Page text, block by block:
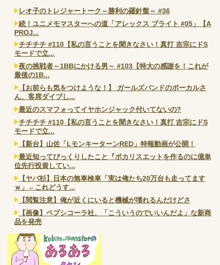
レオ子のトレジャートーク～勝利の羅針盤～ #36
続！ユニメモマスターへの道「アレックス ブライト #05」【A
PROJ...
チチチチ #110【私の言うことを聞きなさい！真打 吉宗にドS
モードで立...
夜の挑戦者～1BBにかける男～ #103【特大の感謝を！これが
最後の1B...
【お前らも気をつけような！】 ガールズバンドのボーカルさ
ん、客席ダイブし...
最近のスマフォってイヤホンジャック付いてないの?
チチチチ #110【私の言うことを聞きなさい！真打 吉宗にドS
モードで立...
【新台】山佐「LモンキーターンRED」特報動画が公開！
最近知ってびっくりしたこと『ポカリスエットを作るのに億単
位先行投資してい...
【ヤバ杉】日本の無車検車「実は俺たち20万台も走ってます
ｗ」←これどうす...
【閲覧注意】俺が近くにいると機械が壊れるんだけどさ
【画像】ペプシコーラ社、「こういうのでいいんだよ」な新商
品を発売